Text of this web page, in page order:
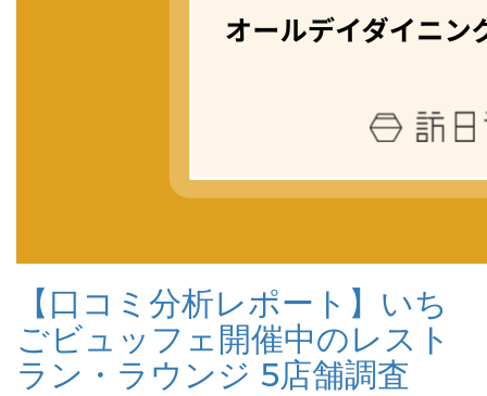
【口コミ分析レポート】いち
ごビュッフェ開催中のレスト
ラン・ラウンジ 5店舗調査